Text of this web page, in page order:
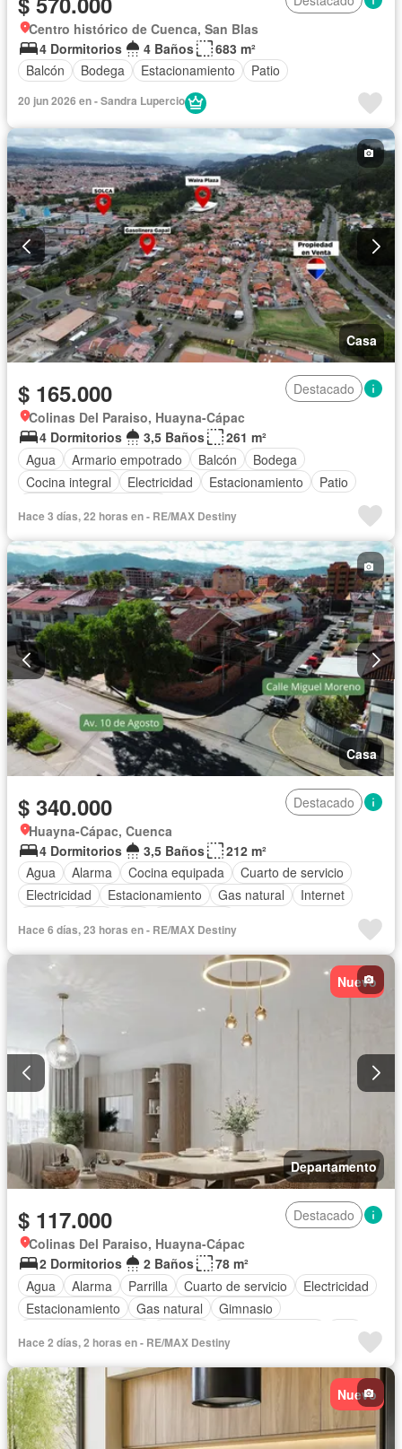
Centro histórico de Cuenca, San Blas
4 Dormitorios
4 Baños
683 m²
Balcón
Bodega Estacionamiento Patio
20 jun 2026 en - Sandra Lupercio
Casa
$ 165.000
Destacado
Colinas Del Paraiso, Huayna-Cápac
4 Dormitorios
3,5 Baños
261 m²
Agua
Armario empotrado Balcón
Bodega
Cocina integral
Electricidad Estacionamiento
Patio
Hace 3 días, 22 horas en - RE/MAX Destiny
Casa
$ 340.000
Destacado
Huayna-Cápac, Cuenca
4 Dormitorios
3,5 Baños
212 m²
Agua
Alarma Cocina equipada
Cuarto de servicio
Electricidad
Estacionamiento Gas natural
Internet
Hace 6 días, 23 horas en - RE/MAX Destiny
Nuevo
Departamento
$ 117.000
Destacado
Colinas Del Paraiso, Huayna-Cápac
2 Dormitorios
2 Baños
78 m²
Agua
Alarma Parrilla Cuarto de servicio
Electricidad
Estacionamiento
Gas natural
Gimnasio
Parcialmente amoblado
Hace 2 días, 2 horas en - RE/MAX Destiny
Nuevo